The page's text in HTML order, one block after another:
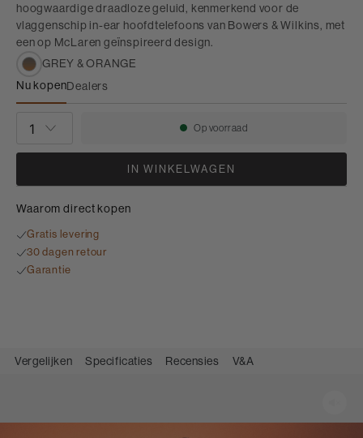
hoogwaardige draadloze geluid, kenmerkend voor de
vlaggenschip in-ear hoofdtelefoons van Bowers & Wilkins, met
een op McLaren geïnspireerd design.
GREY & ORANGE
Nu kopen
Pi8 McLaren Edition
Dealers
Beschikbaarheid:
Op voorraad
IN WINKELWAGEN
Waarom direct kopen
Gratis levering
30 dagen retour
Garantie
Vergelijken Specificaties Recensies V&A